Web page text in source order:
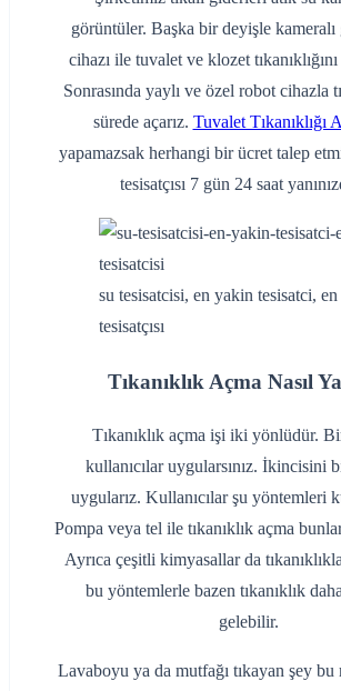
görüntüler. Başka bir deyişle
cihazı ile tuvalet ve klozet
Sonrasında yaylı ve özel robot cihazla
sürede açarız. Tuvalet Tıkanıklığı
yapamazsak herhangi bir ücret talep
tesisatçısı 7 gün 24 saat
su tesisatcisi, en yakin tesisatci, en
tesisatçısı
Tıkanıklık Açma Nasıl
Tıkanıklık açma işi iki yönlüdür.
kullanıcılar uygularsınız. İkincisini
uygularız. Kullanıcılar şu yöntemleri
Pompa veya tel ile tıkanıklık açma
Ayrıca çeşitli kimyasallar da
bu yöntemlerle bazen tıkanıklık
gelebilir.
Lavaboyu ya da mutfağı tıkayan şey bu